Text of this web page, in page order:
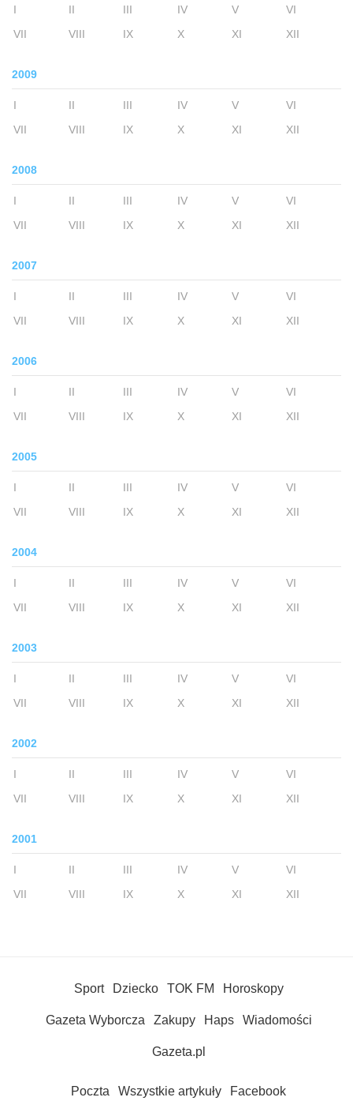
I II III IV V
VI
VII
VIII IX X XI XII
2009
I II III IV V
VI
VII
VIII IX X XI XII
2008
I II III IV V
VI
VII
VIII IX X XI XII
2007
I II III IV V
VI
VII
VIII IX X XI XII
2006
I II III IV V
VI
VII
VIII IX X XI XII
2005
I II III IV V
VI
VII
VIII IX X XI XII
2004
I II III IV V
VI
VII
VIII IX X XI XII
2003
I II III IV V
VI
VII
VIII IX X XI XII
2002
I II III IV V
VI
VII
VIII IX X XI XII
2001
I II III IV V
VI
VII
VIII IX X XI XII
Sport Dziecko TOK FM Horoskopy
Gazeta Wyborcza Zakupy Haps Wiadomości
Gazeta.pl
Poczta Wszystkie artykuły Facebook